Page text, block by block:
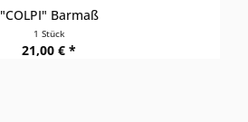
"COLPI" Barmaß
1 Stück
21,00 € *